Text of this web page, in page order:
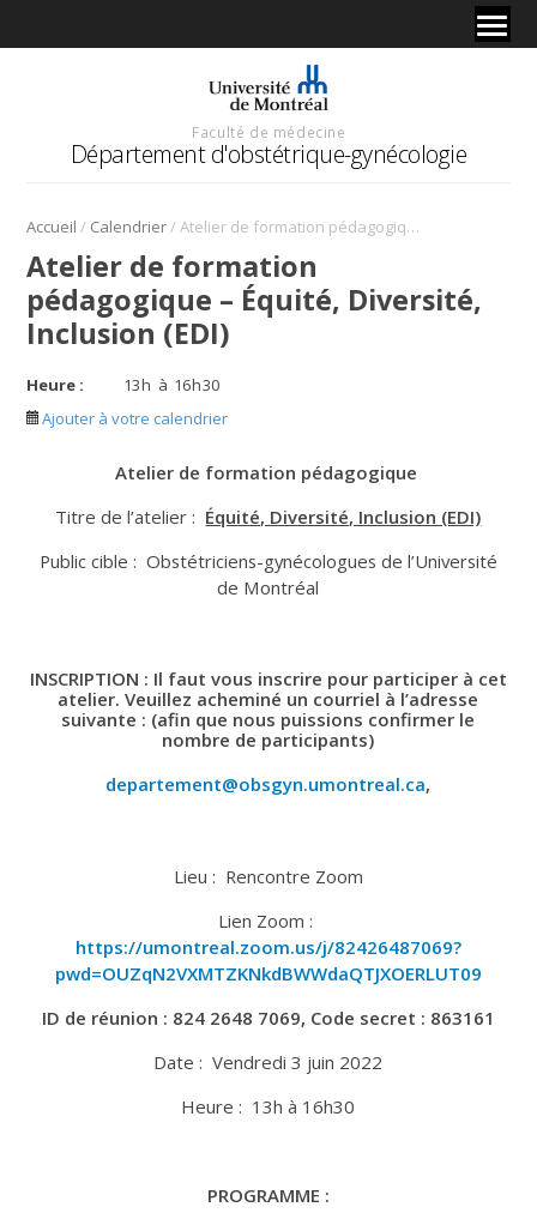
Faculté de médecine
Département d'obstétrique-gynécologie
Accueil / Calendrier/ Atelier de formation pédagogique – Équité, Diversité, Inclusion (EDI)
Atelier de formation
pédagogique – Équité, Diversité,
Inclusion (EDI)
Heure : 13h à 16h30
Ajouter à votre calendrier
Atelier de formation pédagogique
Titre de l’atelier : Équité, Diversité, Inclusion (EDI)
Public cible : Obstétriciens-gynécologues de l’Université
de Montréal
INSCRIPTION : Il faut vous inscrire pour participer à cet
atelier.Veuillez acheminé un courriel à l’adresse
suivante : (afin que nous puissions confirmer le
nombre de participants)
departement@obsgyn.umontreal.ca,
Lieu : Rencontre Zoom
Lien Zoom :
https://umontreal.zoom.us/j/82426487069?
pwd=OUZqN2VXMTZKNkdBWWdaQTJXOERLUT09
ID de réunion : 824 2648 7069, Code secret : 863161
Date : Vendredi 3 juin 2022
Heure : 13h à 16h30
PROGRAMME :